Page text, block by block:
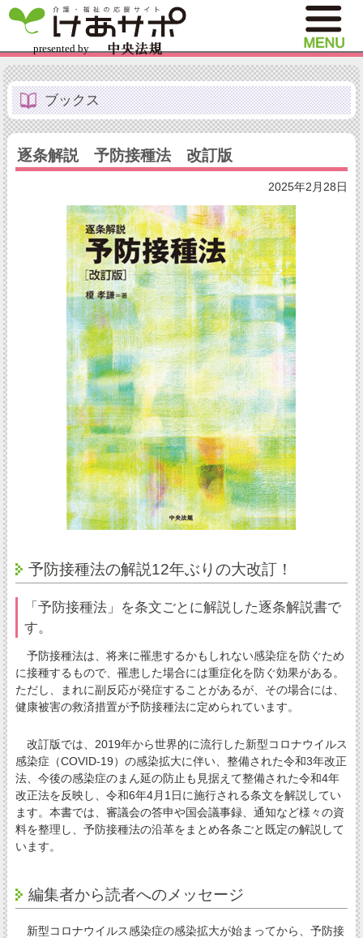
ブックス
逐条解説 予防接種法 改訂版
2025年2月28日
予防接種法の解説12年ぶりの大改訂！
「予防接種法」を条文ごとに解説した逐条解説書で
す。
予防接種法は、将来に罹患するかもしれない感染症を防ぐため
に接種するもので、罹患した場合には重症化を防ぐ効果がある。
ただし、まれに副反応が発症することがあるが、その場合には、
健康被害の救済措置が予防接種法に定められています。
改訂版では、2019年から世界的に流行した新型コロナウイルス
感染症（COVID-19）の感染拡大に伴い、整備された令和3年改正
法、今後の感染症のまん延の防止も見据えて整備された令和4年
改正法を反映し、令和6年4月1日に施行される条文を解説してい
ます。本書では、審議会の答申や国会議事録、通知など様々の資
料を整理し、予防接種法の沿革をまとめ各条ごと既定の解説して
います。
編集者から読者へのメッセージ
新型コロナウイルス感染症の感染拡大が始まってから、予防接